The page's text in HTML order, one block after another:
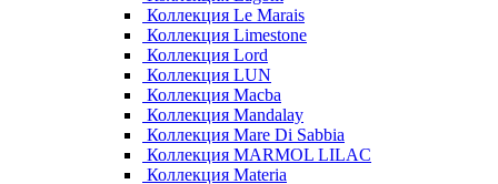
Коллекция Le Marais
Коллекция Limestone
Коллекция Lord
Коллекция LUN
Коллекция Macba
Коллекция Mandalay
Коллекция Mare Di Sabbia
Коллекция MARMOL LILAC
Коллекция Materia